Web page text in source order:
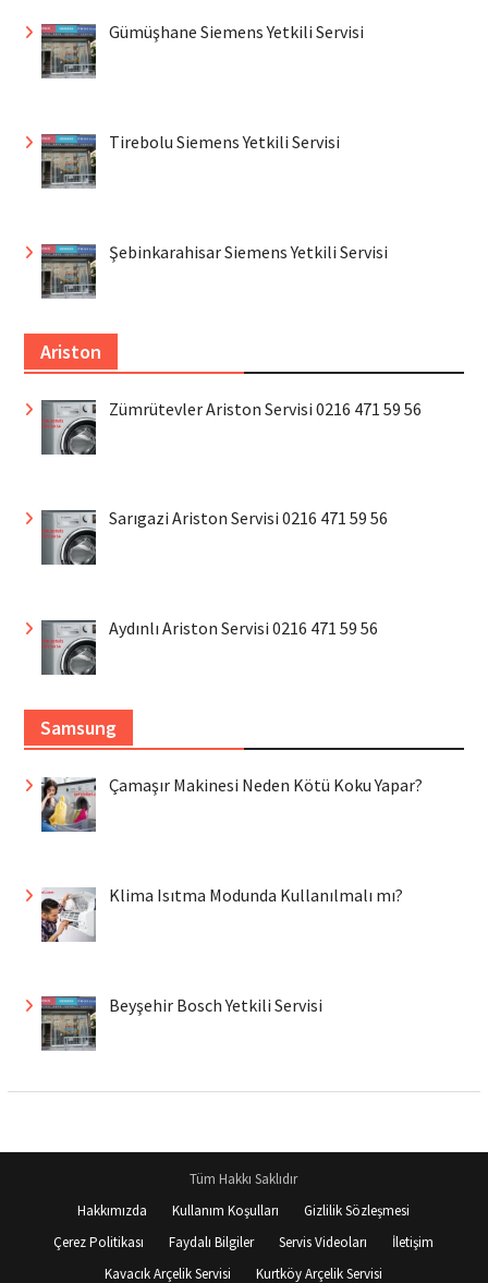
Gümüşhane Siemens Yetkili Servisi
Tirebolu Siemens Yetkili Servisi
Şebinkarahisar Siemens Yetkili Servisi
Ariston
Zümrütevler Ariston Servisi 0216 471 59 56
Sarıgazi Ariston Servisi 0216 471 59 56
Aydınlı Ariston Servisi 0216 471 59 56
Samsung
Çamaşır Makinesi Neden Kötü Koku Yapar?
Klima Isıtma Modunda Kullanılmalı mı?
Beyşehir Bosch Yetkili Servisi
Tüm Hakkı Saklıdır
Hakkımızda
Kullanım Koşulları
Gizlilik Sözleşmesi
Çerez Politikası
Faydalı Bilgiler Servis Videoları
İletişim
Kavacık Arçelik Servisi
Kurtköy Arçelik Servisi